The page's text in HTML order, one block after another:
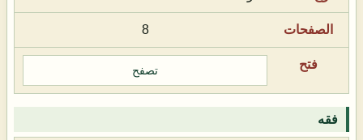
8
تصفح
فقه